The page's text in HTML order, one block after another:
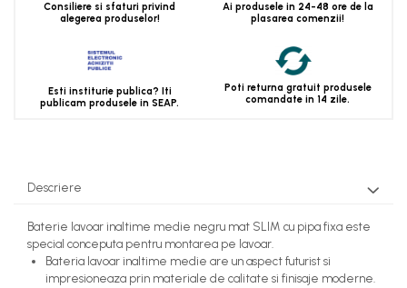
Consiliere si sfaturi privind
alegerea produselor!
Ai produsele in 24-48 ore de la
plasarea comenzii!
Esti institurie publica? Iti
publicam produsele in SEAP.
Poti returna gratuit produsele
comandate in 14 zile.
Descriere
Baterie lavoar inaltime medie negru mat SLIM cu pipa fixa este
special conceputa pentru montarea pe lavoar.
Bateria lavoar inaltime medie are un aspect futurist si
impresioneaza prin materiale de calitate si finisaje moderne.